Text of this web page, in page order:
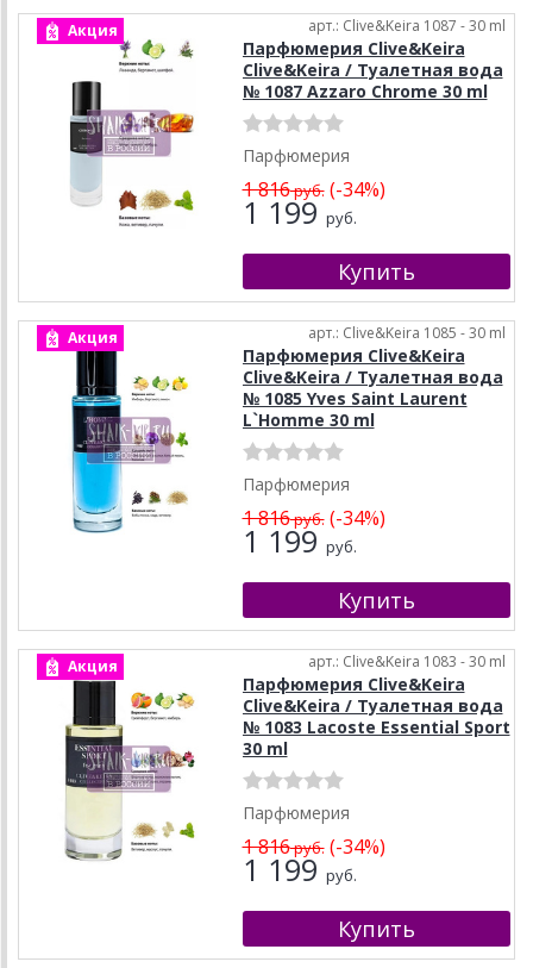
Акция арт.: Clive&Keira 1087 - 30 ml
Парфюмерия Clive&Keira
Clive&Keira / Туалетная вода
№ 1087 Azzaro Chrome 30 ml
Парфюмерия
1 816руб.(-34%)
1 199 руб.
Акция арт.: Clive&Keira 1085 - 30 ml
Парфюмерия Clive&Keira
Clive&Keira / Туалетная вода
№ 1085 Yves Saint Laurent
L`Homme 30 ml
Парфюмерия
1 816руб.(-34%)
1 199 руб.
Акция арт.: Clive&Keira 1083 - 30 ml
Парфюмерия Clive&Keira
Clive&Keira / Туалетная вода
№ 1083 Lacoste Essential Sport
30 ml
Парфюмерия
1 816руб.(-34%)
1 199 руб.